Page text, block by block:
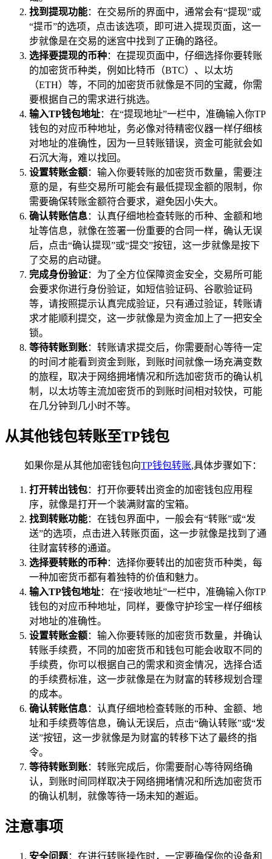
找到提现功能：在交易所的界面中，通常会有“提现”或
“提币”的选项，点击该选项，即可进入提现页面，这一
步就像是在交易的迷宫中找到了正确的路径。
选择要提现的币种：在提现页面中，仔细选择你要转账
的加密货币种类，例如比特币（BTC）、以太坊
（ETH）等，不同的加密货币就像是不同的宝藏，你需
要根据自己的需求进行挑选。
输入TP钱包地址：在“提现地址”一栏中，准确输入你TP
钱包的对应币种地址，务必像对待精密仪器一样仔细核
对地址的准确性，因为一旦转账错误，资金可能就会如
石沉大海，难以找回。
设置转账金额：输入你要转账的加密货币数量，需要注
意的是，有些交易所可能会有最低提现金额的限制，你
需要确保转账金额符合要求，避免因小失大。
确认转账信息：认真仔细地检查转账的币种、金额和地
址等信息，就像在签署一份重要的合同一样，确认无误
后，点击“确认提现”或“提交”按钮，这一步就像是按下
了交易的启动键。
完成身份验证：为了全方位保障资金安全，交易所可能
会要求你进行身份验证，如短信验证码、谷歌验证码
等，请按照提示认真完成验证，只有通过验证，转账请
求才能顺利提交，这一步就像是为资金加上了一把安全
锁。
等待转账到账：转账请求提交后，你需要耐心等待一定
的时间才能看到资金到账，到账时间就像一场充满变数
的旅程，取决于网络拥堵情况和所选加密货币的确认机
制，以太坊等主流加密货币的到账时间相对较快，可能
在几分钟到几小时不等。
从其他钱包转账至TP钱包
如果你是从其他加密钱包向TP钱包转账,具体步骤如下：
打开转出钱包：打开你要转出资金的加密钱包应用程
序，就像是打开一个装满财富的宝箱。
找到转账功能：在钱包界面中，一般会有“转账”或“发
送”的选项，点击进入转账页面，这一步就像是找到了通
往财富转移的通道。
选择要转账的币种：选择你要转出的加密货币种类，每
一种加密货币都有着独特的价值和魅力。
输入TP钱包地址：在“接收地址”一栏中，准确输入你TP
钱包的对应币种地址，同样，要像守护珍宝一样仔细核
对地址的准确性。
设置转账金额：输入你要转账的加密货币数量，并确认
转账手续费，不同的加密货币和钱包可能会收取不同的
手续费，你可以根据自己的需求和资金情况，选择合适
的手续费标准，这一步就像是在为财富的转移规划合理
的成本。
确认转账信息：认真仔细地检查转账的币种、金额、地
址和手续费等信息，确认无误后，点击“确认转账”或“发
送”按钮，这一步就像是为财富的转移下达了最终的指
令。
等待转账到账：转账完成后，你需要耐心等待网络确
认，到账时间同样取决于网络拥堵情况和所选加密货币
的确认机制，就像等待一场未知的邂逅。
注意事项
安全问题：在进行转账操作时，一定要确保你的设备和